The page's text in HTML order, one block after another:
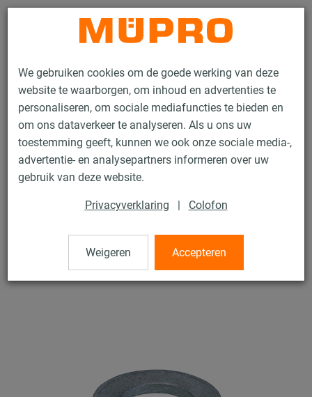
We gebruiken cookies om de goede werking van deze
website te waarborgen, om inhoud en advertenties te
personaliseren, om sociale mediafuncties te bieden en
om ons dataverkeer te analyseren. Als u ons uw
toestemming geeft, kunnen we ook onze sociale media-,
advertentie- en analysepartners informeren over uw
gebruik van deze website.
Privacyverklaring | Colofon
Weigeren Accepteren
Contact
Producten Bevestigingstechniek
Montagetoebehoren
Onderlegringen, DIN 125
Onderlegringen, DIN 125